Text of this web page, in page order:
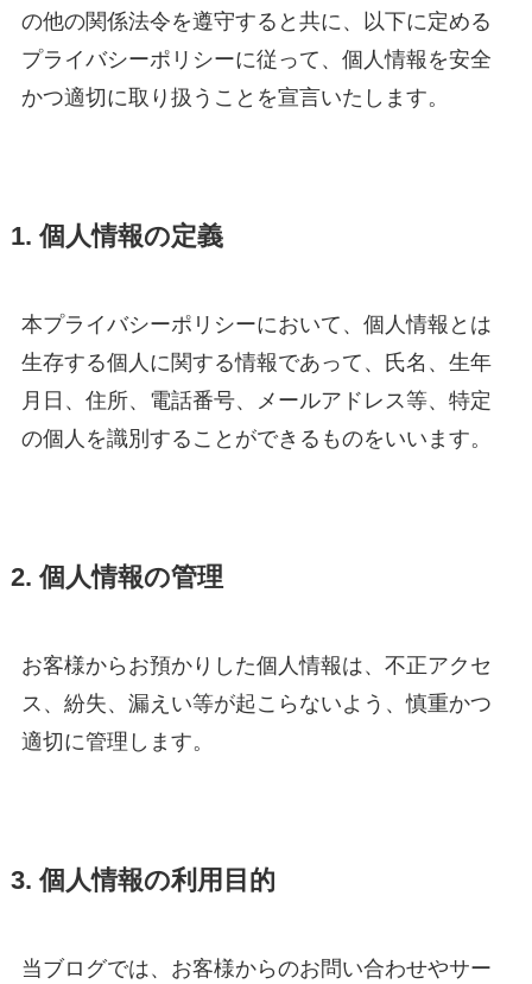
の他の関係法令を遵守すると共に、以下に定める
プライバシーポリシーに従って、個人情報を安全
かつ適切に取り扱うことを宣言いたします。
1. 個人情報の定義
本プライバシーポリシーにおいて、個人情報とは
生存する個人に関する情報であって、氏名、生年
月日、住所、電話番号、メールアドレス等、特定
の個人を識別することができるものをいいます。
2. 個人情報の管理
お客様からお預かりした個人情報は、不正アクセ
ス、紛失、漏えい等が起こらないよう、慎重かつ
適切に管理します。
3. 個人情報の利用目的
当ブログでは、お客様からのお問い合わせやサー